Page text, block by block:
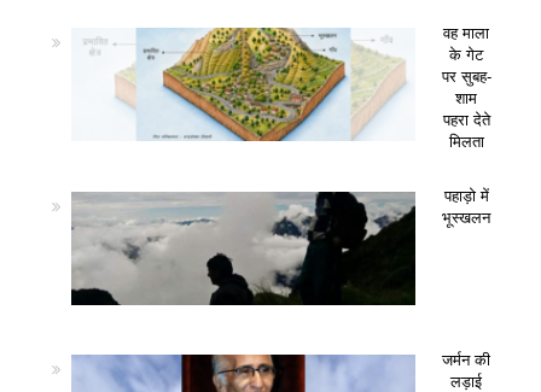
वह माला
के गेट
पर सुबह-
शाम
पहरा देते
मिलता
पहाड़ो में
भूस्खलन
जर्मन की
लड़ाई